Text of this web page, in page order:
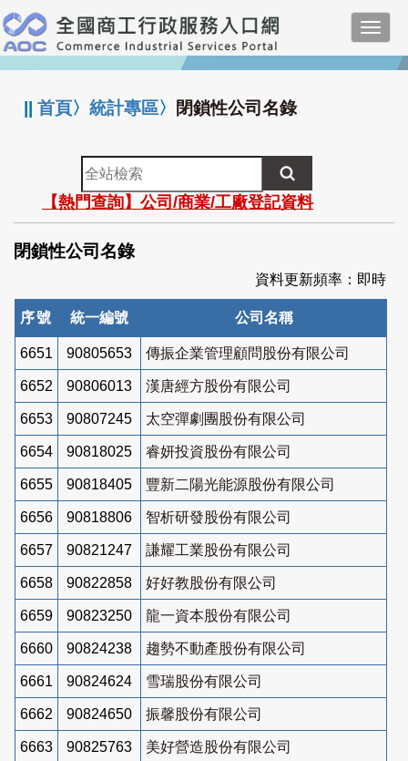
跳
到
主
要
:::
||首頁〉統計專區〉 閉鎖性公司名錄
全
站
檢
索
【熱門查詢】公司/商業/工廠登記資料
閉鎖性公司名錄
資料更新頻率：即時
序號 統一編號 公司名稱
6651 90805653 傳振企業管理顧問股份有限公司
6652 90806013 漢唐經方股份有限公司
6653 90807245 太空彈劇團股份有限公司
6654 90818025 睿妍投資股份有限公司
6655 90818405 豐新二陽光能源股份有限公司
6656 90818806 智析研發股份有限公司
6657 90821247 謙耀工業股份有限公司
6658 90822858 好好教股份有限公司
6659 90823250 龍一資本股份有限公司
6660 90824238 趨勢不動產股份有限公司
6661 90824624 雪瑞股份有限公司
6662 90824650 振馨股份有限公司
6663 90825763 美好營造股份有限公司